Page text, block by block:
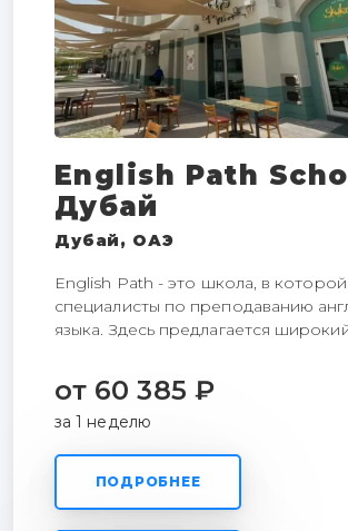
English Path
Дубай
Дубай, ОАЭ
English Path - это школа, в
специалисты по преподаванию
языка. Здесь предлагается
множестве фантастических городов. Одна
самых доступных инновационных
английского языка в мире, миссия
уровня жизни.
от 60 385 ₽
за 1 неделю
ПОДРОБНЕЕ